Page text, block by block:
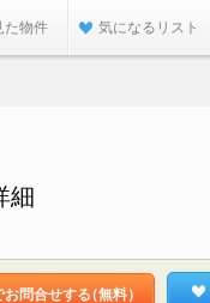
た物件 気になるリスト
細
お問合せする（無料）